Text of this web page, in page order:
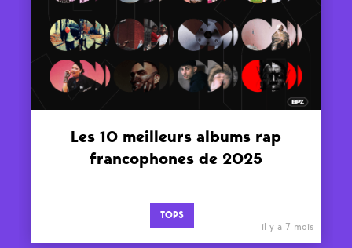
Les 10 meilleurs albums rap
francophones de 2025
TOPS
il y a 7 mois